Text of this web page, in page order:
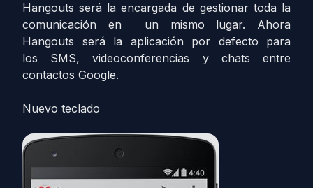
Hangouts será la encargada de gestionar toda la
comunicación en un mismo lugar. Ahora
Hangouts será la aplicación por defecto para
los SMS, videoconferencias y chats entre
contactos Google.
Nuevo teclado